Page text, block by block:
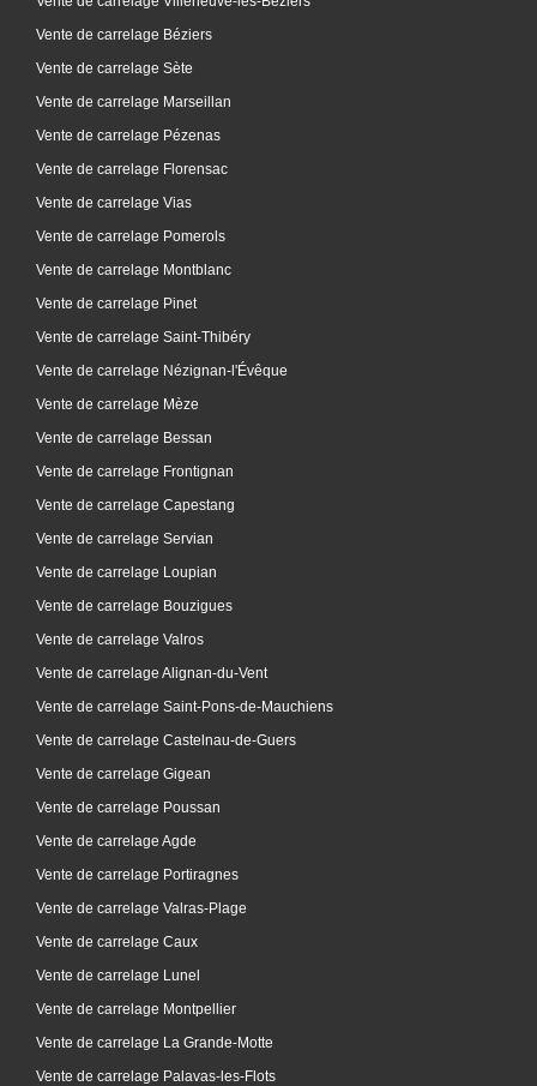
Vente de carrelage Béziers
Vente de carrelage Sète
Vente de carrelage Marseillan
Vente de carrelage Pézenas
Vente de carrelage Florensac
Vente de carrelage Vias
Vente de carrelage Pomerols
Vente de carrelage Montblanc
Vente de carrelage Pinet
Vente de carrelage Saint-Thibéry
Vente de carrelage Nézignan-l'Évêque
Vente de carrelage Mèze
Vente de carrelage Bessan
Vente de carrelage Frontignan
Vente de carrelage Capestang
Vente de carrelage Servian
Vente de carrelage Loupian
Vente de carrelage Bouzigues
Vente de carrelage Valros
Vente de carrelage Alignan-du-Vent
Vente de carrelage Saint-Pons-de-Mauchiens
Vente de carrelage Castelnau-de-Guers
Vente de carrelage Gigean
Vente de carrelage Poussan
Vente de carrelage Agde
Vente de carrelage Portiragnes
Vente de carrelage Valras-Plage
Vente de carrelage Caux
Vente de carrelage Lunel
Vente de carrelage Montpellier
Vente de carrelage La Grande-Motte
Vente de carrelage Palavas-les-Flots